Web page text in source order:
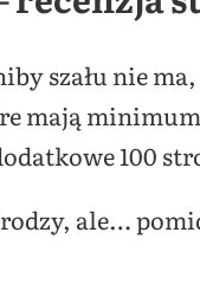
szału nie
mają
100
ale…